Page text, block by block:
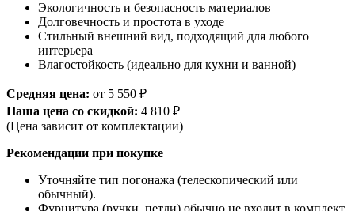
Экологичность и безопасность материалов
Долговечность и простота в уходе
Стильный внешний вид, подходящий для любого
интерьера
Влагостойкость (идеально для кухни и ванной)
Средняя цена: от 5 550 ₽
Наша цена со скидкой: 4 810 ₽
(Цена зависит от комплектации)
Рекомендации при покупке
Уточняйте тип погонажа (телескопический или
обычный).
Фурнитура (ручки, петли) обычно не входит в комплект.